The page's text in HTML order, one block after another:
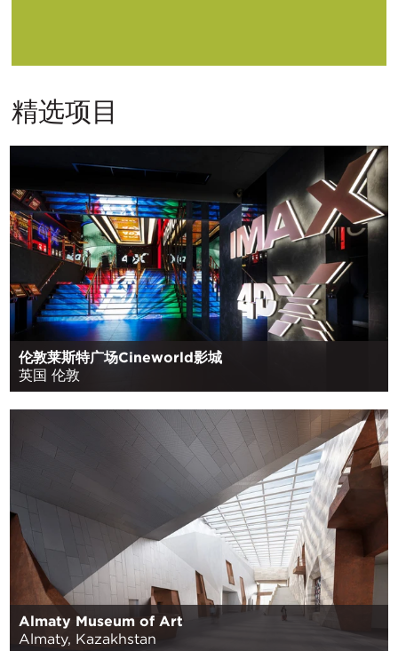
精选项目
伦敦莱斯特广场Cineworld影城
英国 伦敦
Almaty Museum of Art
Almaty, Kazakhstan